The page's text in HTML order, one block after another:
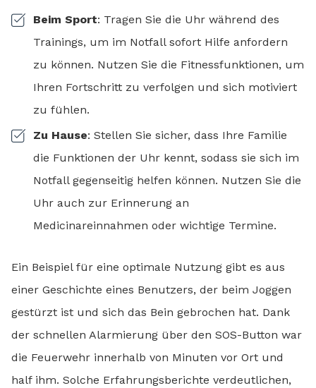
Beim Sport: Tragen Sie die Uhr während des
Trainings, um im Notfall sofort Hilfe anfordern
zu können. Nutzen Sie die Fitnessfunktionen, um
Ihren Fortschritt zu verfolgen und sich motiviert
zu fühlen.
Zu Hause: Stellen Sie sicher, dass Ihre Familie
die Funktionen der Uhr kennt, sodass sie sich im
Notfall gegenseitig helfen können. Nutzen Sie die
Uhr auch zur Erinnerung an
Medicinareinnahmen oder wichtige Termine.
Ein Beispiel für eine optimale Nutzung gibt es aus
einer Geschichte eines Benutzers, der beim Joggen
gestürzt ist und sich das Bein gebrochen hat. Dank
der schnellen Alarmierung über den SOS-Button war
die Feuerwehr innerhalb von Minuten vor Ort und
half ihm. Solche Erfahrungsberichte verdeutlichen,